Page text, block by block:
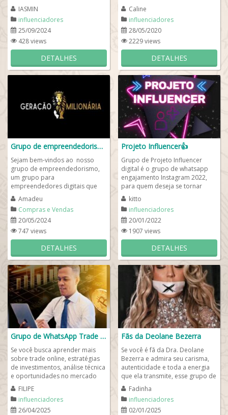
influencers é o lugar certo...
IASMIN
influenciadores
25/09/2024
428 views
DETALHES
influencer e conquistar milhões
de seguidores na...
Caline
influenciadores
28/05/2020
2229 views
DETALHES
Grupo de empreendedorismo Digital 📲
Sejam bem-vindos ao nosso
grupo de empreendedorismo,
um grupo para
empreendedores digitais que
usam as redes sociais para
movimentar a economia de
forma...
Amadeu
Compras e Vendas
20/05/2024
747 views
DETALHES
Projeto Influencer👍
Grupo de Projeto Influencer
digital é o grupo de whatsapp
engajamento Instagram 2022,
para quem deseja se tornar
digital influencer . Aqui fazemos
sorteio...
kitto
influenciadores
20/01/2022
1907 views
DETALHES
Grupo de WhatsApp Trade Online 📈
Se você busca aprender mais
sobre trade online, estratégias
de investimentos, análise técnica
e oportunidades no mercado
financeiro, esse grupo de
WhatsApp...
FILIPE
influenciadores
26/04/2025
Fãs da Deolane Bezerra
Se você é fã da Dra. Deolane
Bezerra e admira seu carisma,
autenticidade e toda a energia
que ela transmite, esse grupo de
whats é o lugar certo para
você....
Fadinha
influenciadores
02/01/2025